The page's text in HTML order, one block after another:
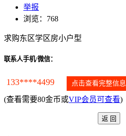
举报
浏览：768
求购东区学区房小户型
联系人手机/微信：
133****4499 点击查看完整信息
(查看需要80金币或VIP会员可查看)